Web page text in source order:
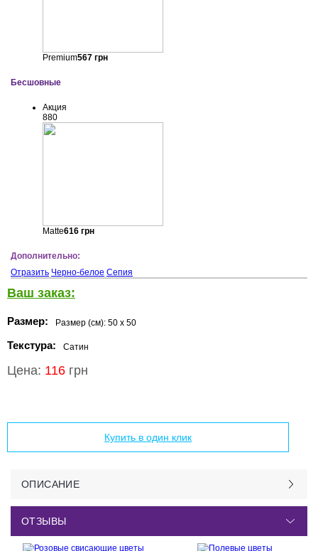
Premium567грн
Бесшовные
Акция
880
Matte616грн
Дополнительно:
Отразить Черно-белое Сепия
Ваш заказ:
Размер: Размер (см): 50 x 50
Текстура: Сатин
Цена: 116 грн
Купить в один клик
ОПИСАНИЕ
ОТЗЫВЫ